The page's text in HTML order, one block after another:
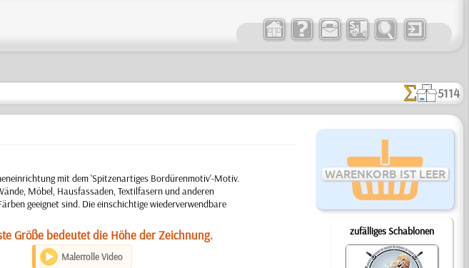
5114
WARENKORB IST LEER
zufälliges Schablonen
mit dem 'Spitzenartiges Bordürenmotiv'-Motiv.
Möbel, Hausfassaden, Textilfasern und anderen
geeignet sind. Die einschichtige wiederverwendbare
Größe bedeutet die Höhe der Zeichnung.
Malerrolle Video